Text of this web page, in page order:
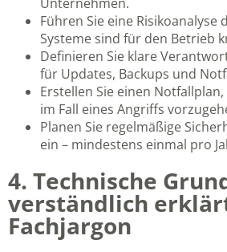
Führen Sie eine Risikoanalyse
Systeme sind für den Betrieb
Definieren Sie klare
für Updates, Backups und
Erstellen Sie einen
im Fall eines Angriffs
Planen Sie regelmäßige
ein – mindestens einmal pro
4. Technische
verständlich
Fachjargon